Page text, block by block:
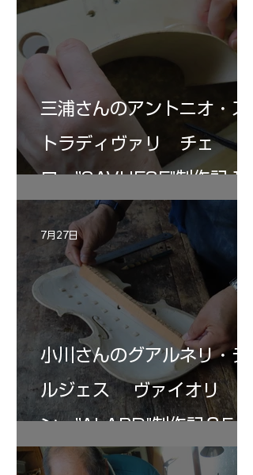
三浦さんのアントニオ・ス
トラディヴァリ チェ
ロ ”SAVUESE"制作記１2
小川さんのグアルネリ・デ
ルジェス ヴァイオリ
ン ”ALARD"制作記３5
7月27日